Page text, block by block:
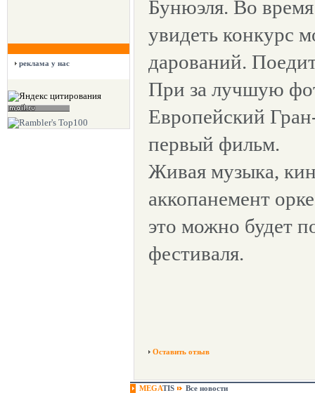
реклама у нас
Бунюэля. Во
увидеть конкурс
дарований.
При за лучшую
Европейский
первый фильм.
Живая музыка,
аккопанемент
это можно будет
фестиваля.
Оставить отзыв
MEGATIS Все новости